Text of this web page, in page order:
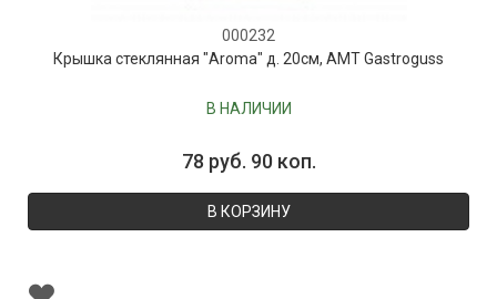
000232
Крышка стеклянная "Aroma" д. 20см, AMT Gastroguss
В НАЛИЧИИ
78 руб. 90 коп.
В КОРЗИНУ